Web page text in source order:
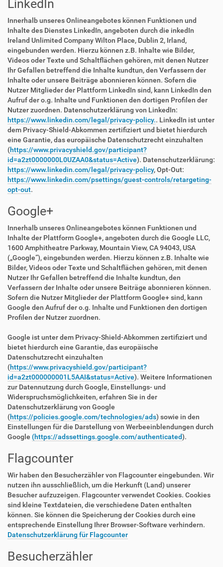
LinkedIn
Innerhalb unseres Onlineangebotes können Funktionen und
Inhalte des Dienstes LinkedIn, angeboten durch die inkedIn
Ireland Unlimited Company Wilton Place, Dublin 2, Irland,
eingebunden werden. Hierzu können z.B. Inhalte wie Bilder,
Videos oder Texte und Schaltflächen gehören, mit denen Nutzer
Ihr Gefallen betreffend die Inhalte kundtun, den Verfassern der
Inhalte oder unsere Beiträge abonnieren können. Sofern die
Nutzer Mitglieder der Plattform LinkedIn sind, kann LinkedIn den
Aufruf der o.g. Inhalte und Funktionen den dortigen Profilen der
Nutzer zuordnen. Datenschutzerklärung von LinkedIn:
https://www.linkedin.com/legal/privacy-policy.. LinkedIn ist unter
dem Privacy-Shield-Abkommen zertifiziert und bietet hierdurch
eine Garantie, das europäische Datenschutzrecht einzuhalten
(https://www.privacyshield.gov/participant?
id=a2zt0000000L0UZAA0&status=Active). Datenschutzerklärung:
https://www.linkedin.com/legal/privacy-policy, Opt-Out:
https://www.linkedin.com/psettings/guest-controls/retargeting-
opt-out.
Google+
Innerhalb unseres Onlineangebotes können Funktionen und
Inhalte der Plattform Google+, angeboten durch die Google LLC,
1600 Amphitheatre Parkway, Mountain View, CA 94043, USA
(„Google“), eingebunden werden. Hierzu können z.B. Inhalte wie
Bilder, Videos oder Texte und Schaltflächen gehören, mit denen
Nutzer Ihr Gefallen betreffend die Inhalte kundtun, den
Verfassern der Inhalte oder unsere Beiträge abonnieren können.
Sofern die Nutzer Mitglieder der Plattform Google+ sind, kann
Google den Aufruf der o.g. Inhalte und Funktionen den dortigen
Profilen der Nutzer zuordnen.
Google ist unter dem Privacy-Shield-Abkommen zertifiziert und
bietet hierdurch eine Garantie, das europäische
Datenschutzrecht einzuhalten
(https://www.privacyshield.gov/participant?
id=a2zt000000001L5AAI&status=Active). Weitere Informationen
zur Datennutzung durch Google, Einstellungs- und
Widerspruchsmöglichkeiten, erfahren Sie in der
Datenschutzerklärung von Google
(https://policies.google.com/technologies/ads) sowie in den
Einstellungen für die Darstellung von Werbeeinblendungen durch
Google (https://adssettings.google.com/authenticated).
Flagcounter
Wir haben den Besucherzähler von Flagcounter eingebunden. Wir
nutzen ihn ausschließlich, um die Herkunft (Land) unserer
Besucher aufzuzeigen. Flagcounter verwendet Cookies. Cookies
sind kleine Textdateien, die verschiedene Daten enthalten
können. Sie können die Speicherung der Cookies durch eine
entsprechende Einstellung Ihrer Browser-Software verhindern.
Datenschutzerklärung für Flagcounter
Besucherzähler